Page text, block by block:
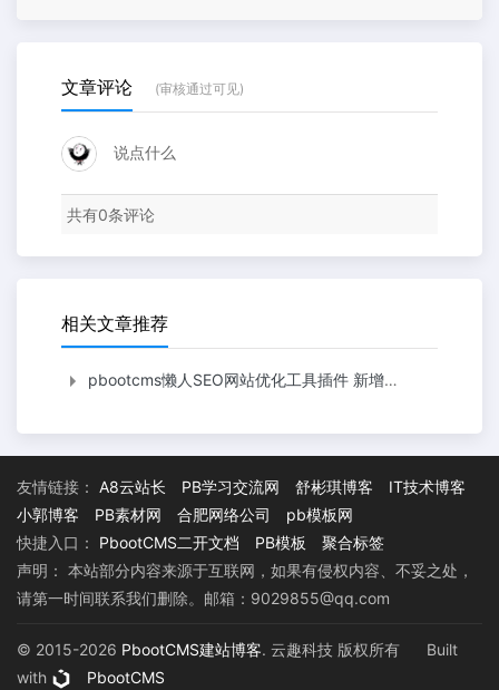
文章评论 (审核通过可见)
说点什么
共有0条评论
相关文章推荐
pbootcms懒人SEO网站优化工具插件 新增文章自动推送
友情链接： A8云站长 PB学习交流网 舒彬琪博客
IT技术博客
小郭博客
PB素材网 合肥网络公司
pb模板网
快捷入口：
PbootCMS二开文档 PB模板
聚合标签
声明： 本站部分内容来源于互联网，如果有侵权内容、不妥之处，
请第一时间联系我们删除。邮箱：9029855@qq.com
© 2015-2026 PbootCMS建站博客. 云趣科技 版权所有
Built
with
PbootCMS